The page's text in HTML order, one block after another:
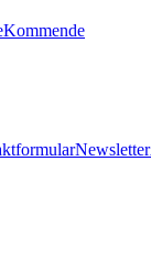
Kommende
Newsletter